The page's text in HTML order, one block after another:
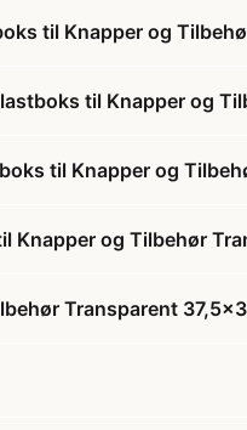
til Knapper og
til Knapper og
til Knapper og
Knapper og Tilbehør
Transparent